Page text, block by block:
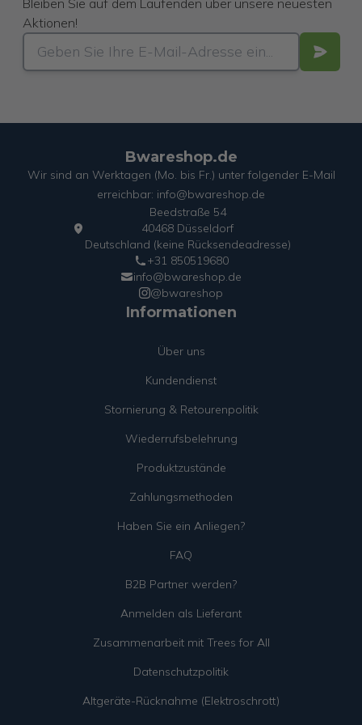
Bleiben Sie auf dem Laufenden über unsere neuesten
Aktionen!
Bwareshop.de
Wir sind an Werktagen (Mo. bis Fr.) unter folgender E-Mail
erreichbar: info@bwareshop.de
Beedstraße 54
40468 Düsseldorf
Deutschland (keine Rücksendeadresse)
+31 850519680
info@bwareshop.de
@bwareshop
Informationen
Über uns
Kundendienst
Stornierung & Retourenpolitik
Wiederrufsbelehrung
Produktzustände
Zahlungsmethoden
Haben Sie ein Anliegen?
FAQ
B2B Partner werden?
Anmelden als Lieferant
Zusammenarbeit mit Trees for All
Datenschutzpolitik
Altgeräte-Rücknahme (Elektroschrott)